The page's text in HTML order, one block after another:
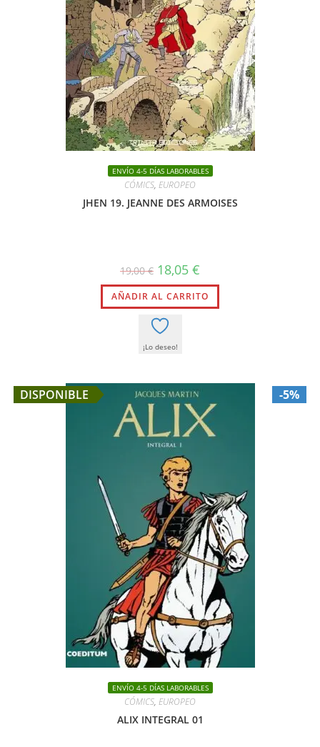
ENVÍO 4-5 DÍAS LABORABLES
CÓMICS, EUROPEO
JHEN 19. JEANNE DES ARMOISES
19,00€ El
precio
original
era:
19,00 €.
18,05 €
actual
es:
18,05 €.
AÑADIR AL CARRITO
¡Lo deseo!
DISPONIBLE -5%
ENVÍO 4-5 DÍAS LABORABLES
CÓMICS, EUROPEO
ALIX INTEGRAL 01